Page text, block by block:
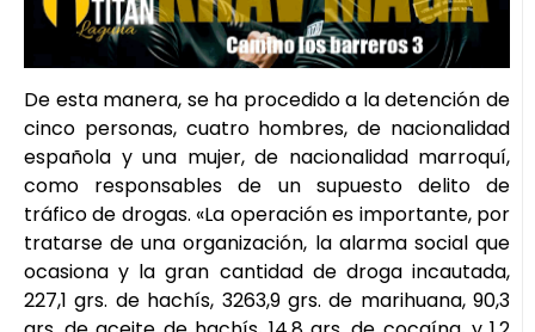
De esta manera, se ha procedido a la detención de
cinco personas, cuatro hombres, de nacionalidad
española y una mujer, de nacionalidad marroquí,
como responsables de un supuesto delito de
tráfico de drogas. «La operación es importante, por
tratarse de una organización, la alarma social que
ocasiona y la gran cantidad de droga incautada,
227,1 grs. de hachís, 3263,9 grs. de marihuana, 90,3